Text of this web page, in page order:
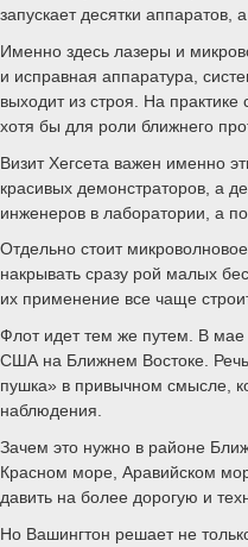
запускает десятки аппаратов,
Именно здесь лазеры и
и исправная аппаратура,
выходит из строя. На
хотя бы для роли ближнего
Визит Хегсета важен именно
красивых демонстраторов, а
инженеров в лаборатории, а
Отдельно стоит
накрывать сразу рой малых
их применение все чаще
Флот идет тем же путем. В мае
США на Ближнем Востоке. Речь
пушка» в привычном смысле,
наблюдения.
Зачем это нужно в районе
Красном море, Аравийском
давить на более дорогую и
Но Вашингтон решает не